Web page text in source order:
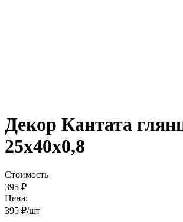
Декор Кантата
25x40x0,8
Стоимость
395 ₽
Цена:
395 ₽/шт